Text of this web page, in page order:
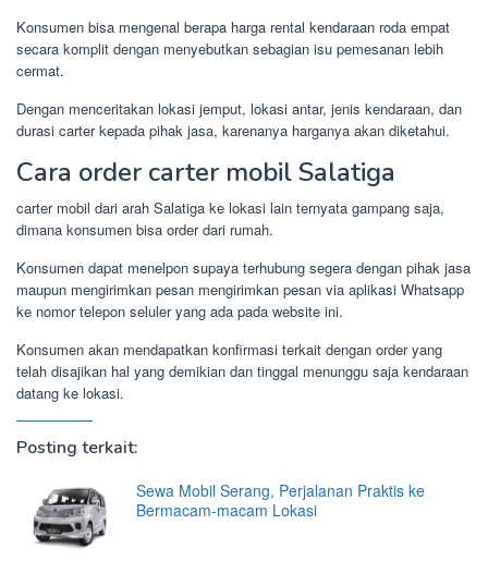
Konsumen bisa mengenal berapa harga rental kendaraan roda empat
secara komplit dengan menyebutkan sebagian isu pemesanan lebih
cermat.
Dengan menceritakan lokasi jemput, lokasi antar, jenis kendaraan, dan
durasi carter kepada pihak jasa, karenanya harganya akan diketahui.
Cara order carter mobil Salatiga
carter mobil dari arah Salatiga ke lokasi lain ternyata gampang saja,
dimana konsumen bisa order dari rumah.
Konsumen dapat menelpon supaya terhubung segera dengan pihak jasa
maupun mengirimkan pesan mengirimkan pesan via aplikasi Whatsapp
ke nomor telepon seluler yang ada pada website ini.
Konsumen akan mendapatkan konfirmasi terkait dengan order yang
telah disajikan hal yang demikian dan tinggal menunggu saja kendaraan
datang ke lokasi.
Posting terkait:
Sewa Mobil Serang, Perjalanan Praktis ke
Bermacam-macam Lokasi